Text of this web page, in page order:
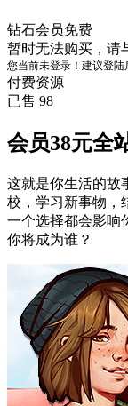
钻石会员免费
暂时无法购买，请
您当前未登录！建议登
付费资源
已售 98
会员38元全
这就是你生活的故
校，学习新事物，
一个选择都会影响
你将成为谁？